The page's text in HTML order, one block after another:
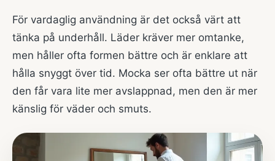
För vardaglig användning är det också värt att
tänka på underhåll. Läder kräver mer omtanke,
men håller ofta formen bättre och är enklare att
hålla snyggt över tid. Mocka ser ofta bättre ut när
den får vara lite mer avslappnad, men den är mer
känslig för väder och smuts.